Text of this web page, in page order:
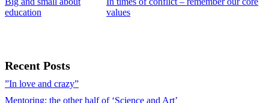
education
values
Recent Posts
”In love and crazy”
Mentoring: the other half of ‘Science and Art’